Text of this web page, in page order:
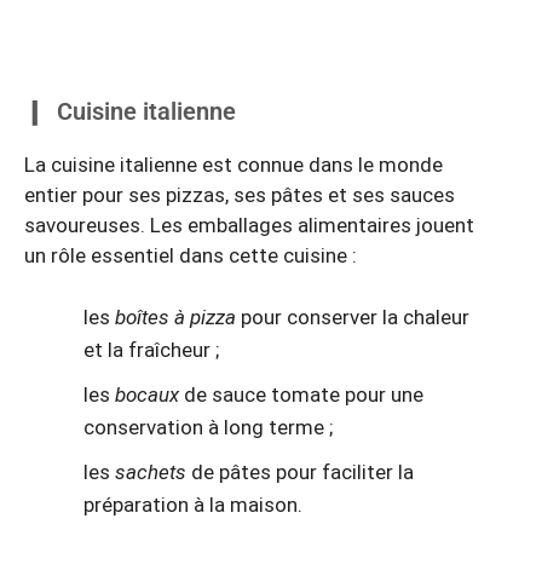
Cuisine italienne
La cuisine italienne est connue dans le monde
entier pour ses pizzas, ses pâtes et ses sauces
savoureuses. Les emballages alimentaires jouent
un rôle essentiel dans cette cuisine :
les boîtes à pizza pour conserver la chaleur
et la fraîcheur ;
les bocaux de sauce tomate pour une
conservation à long terme ;
les sachets de pâtes pour faciliter la
préparation à la maison.